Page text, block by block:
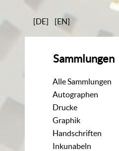
[DE] [EN]
Sammlungen
Alle Sammlungen
Autographen
Drucke
Graphik
Handschriften
Inkunabeln